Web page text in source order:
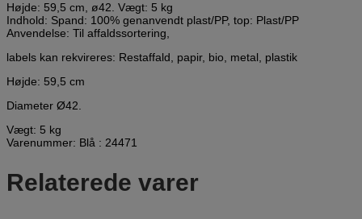
Højde: 59,5 cm, ø42. Vægt: 5 kg
Indhold: Spand: 100% genanvendt plast/PP, top: Plast/PP
Anvendelse: Til affaldssortering,
labels kan rekvireres: Restaffald, papir, bio, metal, plastik
Højde: 59,5 cm
Diameter Ø42.
Vægt: 5 kg
Varenummer: Blå : 24471
Relaterede varer